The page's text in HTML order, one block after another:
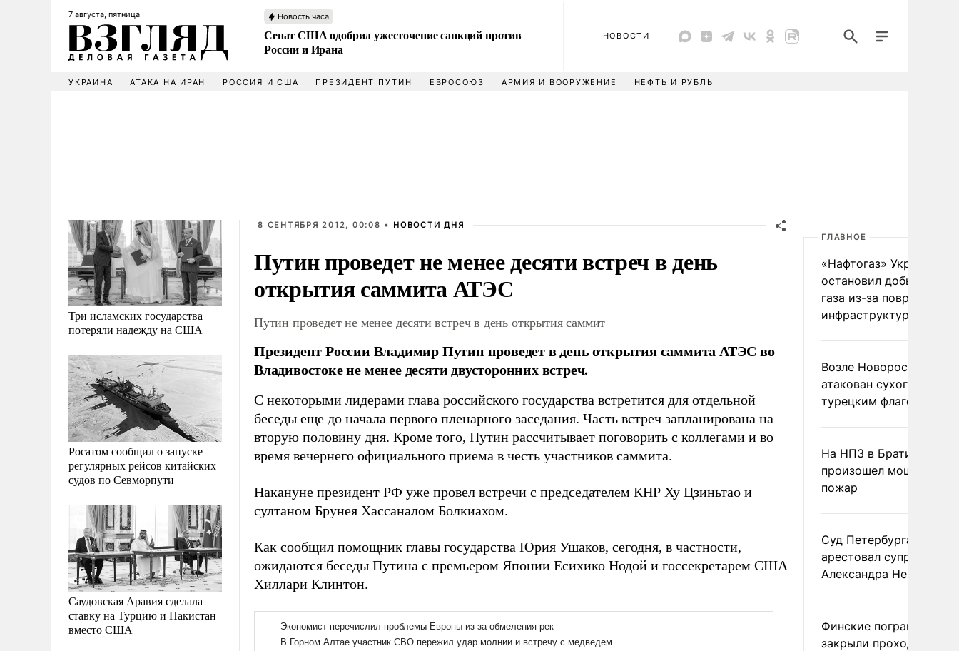
7 августа, пятница Новость часа
Сенат США одобрил ужесточение санкций против
России и Ирана
НОВОСТИ
УКРАИНА АТАКА НА ИРАН РОССИЯ И США ПРЕЗИДЕНТ ПУТИН ЕВРОСОЮЗ АРМИЯ И ВООРУЖЕНИЕ НЕФТЬ И РУБЛЬ
Три исламских государства
потеряли надежду на США
Росатом сообщил о запуске
регулярных рейсов китайских
судов по Севморпути
Саудовская Аравия сделала
ставку на Турцию и Пакистан
вместо США
8 СЕНТЯБРЯ 2012, 00:08 • НОВОСТИ ДНЯ
Путин проведет не менее десяти встреч в день
открытия саммита АТЭС
Путин проведет не менее десяти встреч в день открытия саммит
Президент России Владимир Путин проведет в день открытия саммита АТЭС во
Владивостоке не менее десяти двусторонних встреч.
С некоторыми лидерами глава российского государства встретится для отдельной
беседы еще до начала первого пленарного заседания. Часть встреч запланирована на
вторую половину дня. Кроме того, Путин рассчитывает поговорить с коллегами и во
время вечернего официального приема в честь участников саммита.
Накануне президент РФ уже провел встречи с председателем КНР Ху Цзиньтао и
султаном Брунея Хассаналом Болкиахом.
Как сообщил помощник главы государства Юрия Ушаков, сегодня, в частности,
ожидаются беседы Путина с премьером Японии Есихико Нодой и госсекретарем США
Хиллари Клинтон.
ГЛАВНОЕ
«Нафтогаз» Украины
остановил добычу
газа из-за повреждения
инфраструктуры
Возле Новороссийска
атакован сухогруз под
турецким флагом
На НПЗ в Братиславе
произошел мощный
пожар
Суд Петербурга заочно
арестовал супругу
Александра Невзорова
Финские пограничники
закрыли проходы для